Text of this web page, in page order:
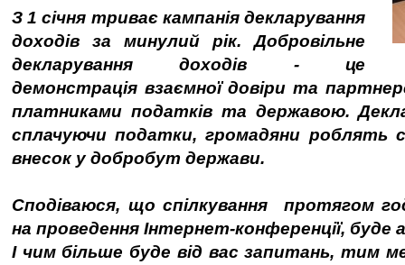
З 1 січня триває кампанія декларування
доходів за минулий рік. Добровільне
декларування доходів - це
демонстрація взаємної довіри та
платниками податків та державою.
сплачуючи податки, громадяни роблять
внесок у добробут держави.
Сподіваюся, що спілкування протягом
на проведення Інтернет-конференції, буде
І чим більше буде від вас запитань, тим